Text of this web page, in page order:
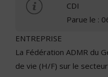
CDI
Parue le :
ENTREPRISE
La Fédération ADMR du Gers
de vie (H/F) sur le